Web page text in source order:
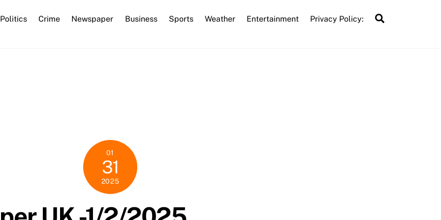
Politics Crime Newspaper Business Sports Weather Entertainment Privacy Policy:
01
31
2025
To